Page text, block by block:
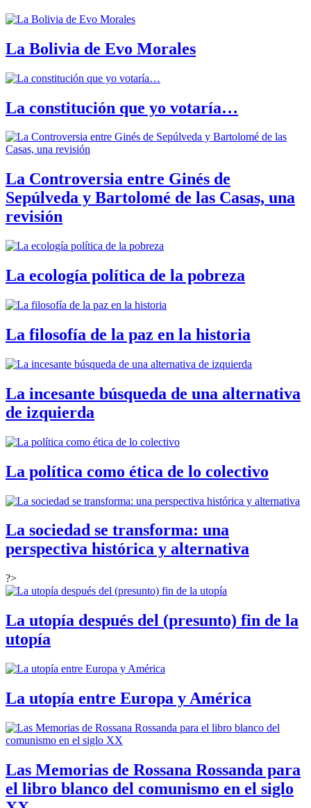
La Bolivia de Evo Morales
La constitución que yo votaría…
La Controversia entre Ginés de
Sepúlveda y Bartolomé de las Casas, una
revisión
La ecología política de la pobreza
La filosofía de la paz en la historia
La incesante búsqueda de una alternativa
de izquierda
La política como ética de lo colectivo
La sociedad se transforma: una
perspectiva histórica y alternativa
?>
La utopía después del (presunto) fin de la
utopía
La utopía entre Europa y América
Las Memorias de Rossana Rossanda para
el libro blanco del comunismo en el siglo